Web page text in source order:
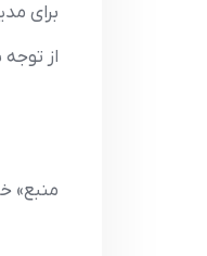
برای
از
منبع»